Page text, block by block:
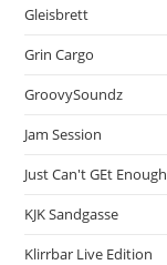
Gleisbrett
Grin Cargo
GroovySoundz
Jam Session
Just Can't GEt Enough
KJK Sandgasse
Klirrbar Live Edition